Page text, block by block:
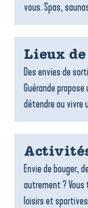
vous. Spas,
Lieux de
Des envies de
Guérande propose
détendre ou vivre
Envie de bouger,
autrement ? Vous
loisirs et